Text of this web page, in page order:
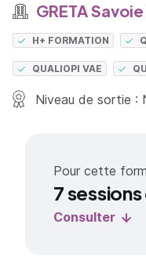
GRETA
H+ FORMATION
QUALIOPI VAE
Niveau de sortie :
Pour cette
7
Consulter